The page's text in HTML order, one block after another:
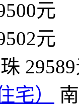
元
元
宅）